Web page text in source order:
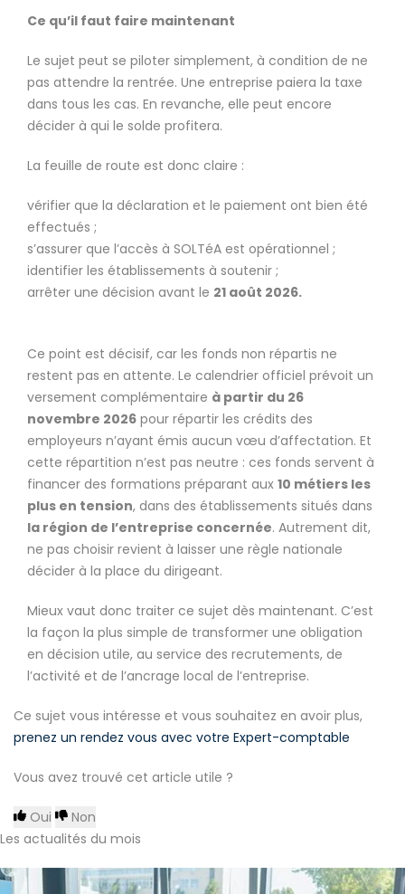
Ce qu’il faut faire maintenant
Le sujet peut se piloter simplement, à condition de ne
pas attendre la rentrée. Une entreprise paiera la taxe
dans tous les cas. En revanche, elle peut encore
décider à qui le solde profitera.
La feuille de route est donc claire :
vérifier que la déclaration et le paiement ont bien été
effectués ;
s’assurer que l’accès à SOLTéA est opérationnel ;
identifier les établissements à soutenir ;
arrêter une décision avant le 21 août 2026.
Ce point est décisif, car les fonds non répartis ne
restent pas en attente. Le calendrier officiel prévoit un
versement complémentaire à partir du 26
novembre 2026 pour répartir les crédits des
employeurs n’ayant émis aucun vœu d’affectation. Et
cette répartition n’est pas neutre : ces fonds servent à
financer des formations préparant aux 10 métiers les
plus en tension, dans des établissements situés dans
la région de l’entreprise concernée. Autrement dit,
ne pas choisir revient à laisser une règle nationale
décider à la place du dirigeant.
Mieux vaut donc traiter ce sujet dès maintenant. C’est
la façon la plus simple de transformer une obligation
en décision utile, au service des recrutements, de
l’activité et de l’ancrage local de l’entreprise.
Ce sujet vous intéresse et vous souhaitez en avoir plus,
prenez un rendez vous avec votre Expert-comptable
Vous avez trouvé cet article utile ?
Oui
Non
Les actualités du mois